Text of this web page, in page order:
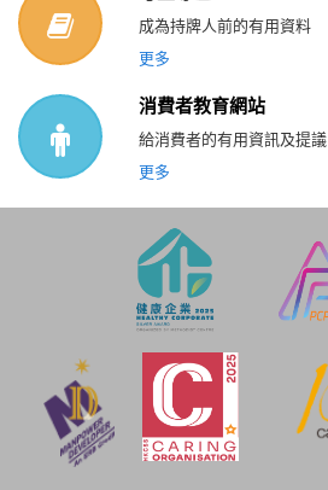
成為持牌人前的有用資料
更多
消費者教育網站
給消費者的有用資訊及提議
更多